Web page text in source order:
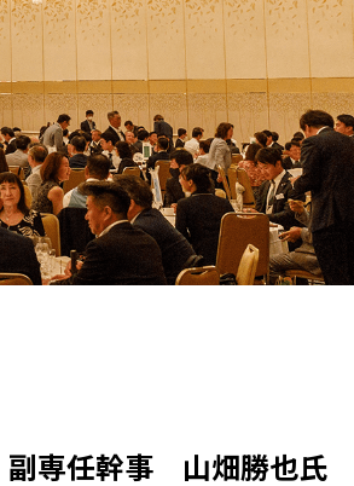
副専任幹事 山畑勝也氏